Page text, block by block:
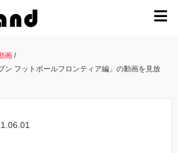
画 /
ン フットボールフロンティア編」の動画を見放